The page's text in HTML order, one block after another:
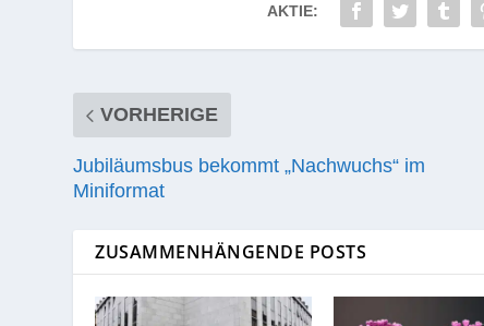
AKTIE:
VORHERIGE
Jubiläumsbus bekommt „Nachwuchs“ im
Miniformat
ZUSAMMENHÄNGENDE POSTS